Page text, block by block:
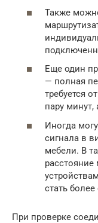
Также
Еще один
— полная
требуется
пару минут,
Иногда
сигнала в
мебели. В
стать
При проверке